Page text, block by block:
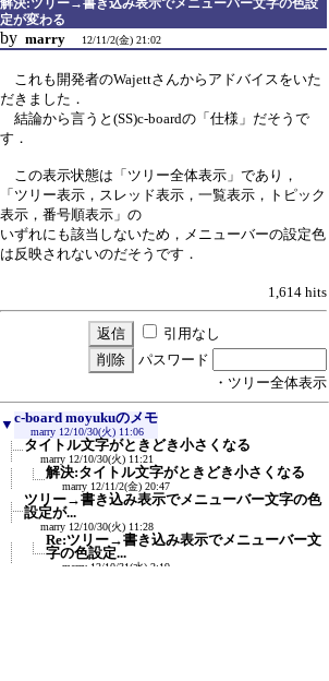
解決:ツリー→書き込み表示でメニューバー文字の色設
定が変わる
by marry 12/11/2(金) 21:02
これも開発者のWajettさんからアドバイスをいた
だきました．
結論から言うと(SS)c-boardの「仕様」だそうで
す．
この表示状態は「ツリー全体表示」であり，
「ツリー表示，スレッド表示，一覧表示，トピック
表示，番号順表示」の
いずれにも該当しないため，メニューバーの設定色
は反映されないのだそうです．
1,614 hits
引用なし
パスワード
・ツリー全体表示
▼ c-board moyukuのメモ
marry 12/10/30(火) 11:06
タイトル文字がときどき小さくなる
marry 12/10/30(火) 11:21
解決:タイトル文字がときどき小さくなる
marry 12/11/2(金) 20:47
ツリー→書き込み表示でメニューバー文字の色
設定が...
marry 12/10/30(火) 11:28
Re:ツリー→書き込み表示でメニューバー文
字の色設定...
marry 12/10/31(水) 2:19